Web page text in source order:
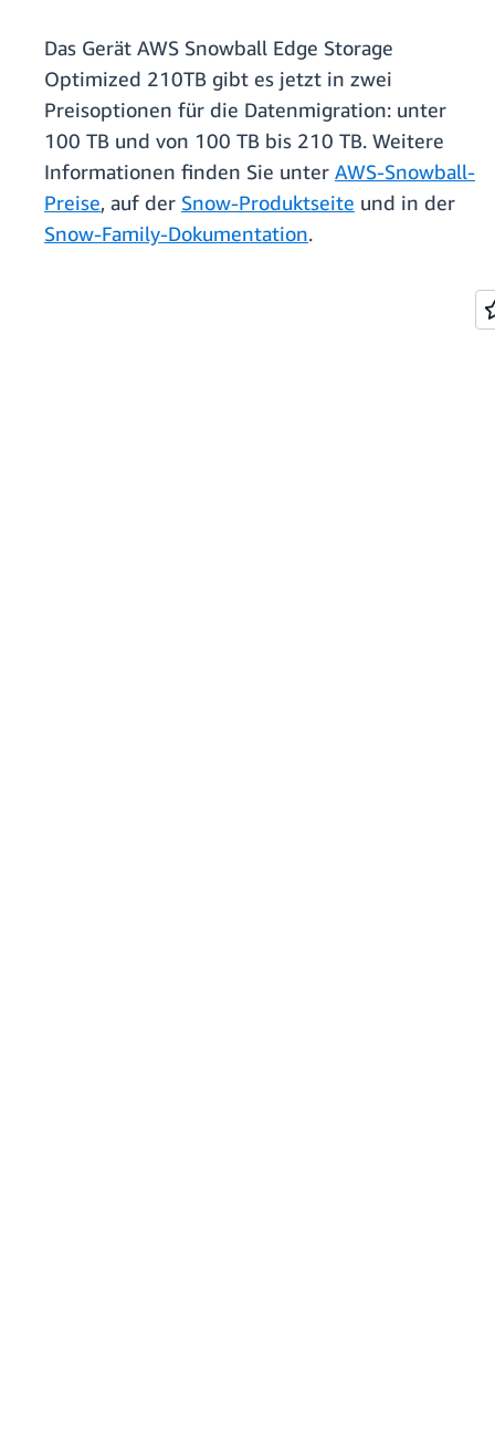
Das Gerät AWS Snowball Edge Storage
Optimized 210TB gibt es jetzt in zwei
Preisoptionen für die Datenmigration: unter
100 TB und von 100 TB bis 210 TB. Weitere
Informationen finden Sie unter AWS-Snowball-
Preise, auf der Snow-Produktseite und in der
Snow-Family-Dokumentation.